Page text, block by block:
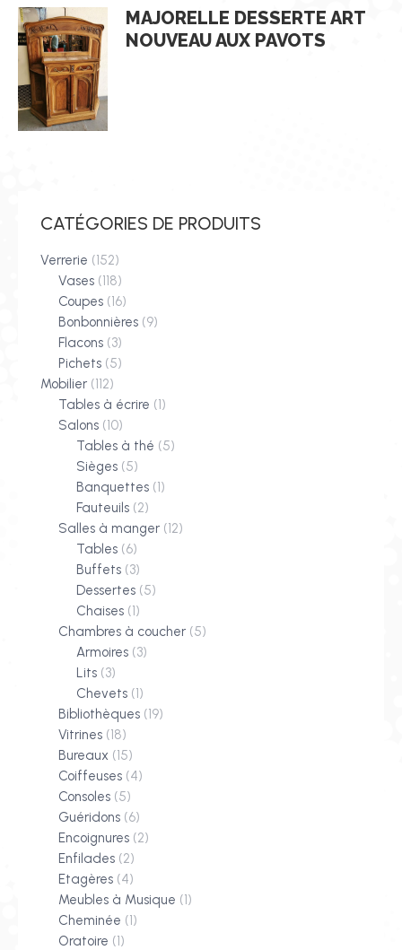
MAJORELLE DESSERTE ART
NOUVEAU AUX PAVOTS
CATÉGORIES DE PRODUITS
Verrerie (152)
Vases (118)
Coupes (16)
Bonbonnières (9)
Flacons (3)
Pichets (5)
Mobilier (112)
Tables à écrire (1)
Salons (10)
Tables à thé (5)
Sièges (5)
Banquettes (1)
Fauteuils (2)
Salles à manger (12)
Tables (6)
Buffets (3)
Dessertes (5)
Chaises (1)
Chambres à coucher (5)
Armoires (3)
Lits (3)
Chevets (1)
Bibliothèques (19)
Vitrines (18)
Bureaux (15)
Coiffeuses (4)
Consoles (5)
Guéridons (6)
Encoignures (2)
Enfilades (2)
Etagères (4)
Meubles à Musique (1)
Cheminée (1)
Oratoire (1)